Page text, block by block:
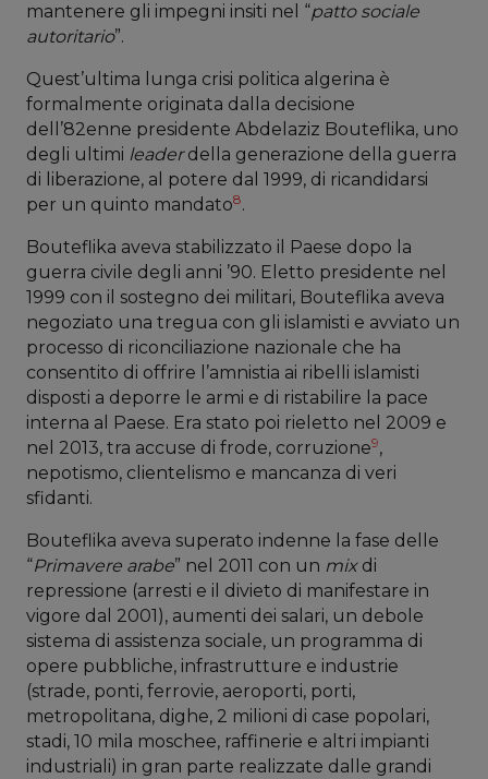
mantenere gli impegni insiti nel “patto sociale
autoritario”.
Quest’ultima lunga crisi politica algerina è
formalmente originata dalla decisione
dell’82enne presidente Abdelaziz Bouteflika, uno
degli ultimi leaderdella generazione della guerra
di liberazione, al potere dal 1999, di ricandidarsi
per un quinto mandato8.
Bouteflika aveva stabilizzato il Paese dopo la
guerra civile degli anni ’90. Eletto presidente nel
1999 con il sostegno dei militari, Bouteflika aveva
negoziato una tregua con gli islamisti e avviato un
processo di riconciliazione nazionale che ha
consentito di offrire l’amnistia ai ribelli islamisti
disposti a deporre le armi e di ristabilire la pace
interna al Paese. Era stato poi rieletto nel 2009 e
nel 2013, tra accuse di frode, corruzione9,
nepotismo, clientelismo e mancanza di veri
sfidanti.
Bouteflika aveva superato indenne la fase delle
“Primavere arabe” nel 2011 con un mixdi
repressione (arresti e il divieto di manifestare in
vigore dal 2001), aumenti dei salari, un debole
sistema di assistenza sociale, un programma di
opere pubbliche, infrastrutture e industrie
(strade, ponti, ferrovie, aeroporti, porti,
metropolitana, dighe, 2 milioni di case popolari,
stadi, 10 mila moschee, raffinerie e altri impianti
industriali) in gran parte realizzate dalle grandi